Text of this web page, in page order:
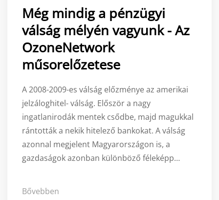
Még mindig a pénzügyi
válság mélyén vagyunk - Az
OzoneNetwork
műsorelőzetese
A 2008-2009-es válság előzménye az amerikai
jelzáloghitel- válság. Először a nagy
ingatlanirodák mentek csődbe, majd magukkal
rántották a nekik hitelező bankokat. A válság
azonnal megjelent Magyarországon is, a
gazdaságok azonban különböző féleképp…
Bővebben